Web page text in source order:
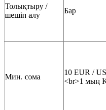
Толықтыру /
шешіп алу
Бар
Мин. сома
10 EUR /
<br>1 мың